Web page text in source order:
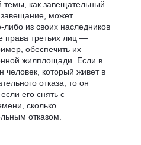
темы, как завещательный
завещание, может
из своих наследников
права третьих лиц —
обеспечить их
жилплощади. Если в
человек, который живет в
отказа, то он
его снять с
сколько
отказом.